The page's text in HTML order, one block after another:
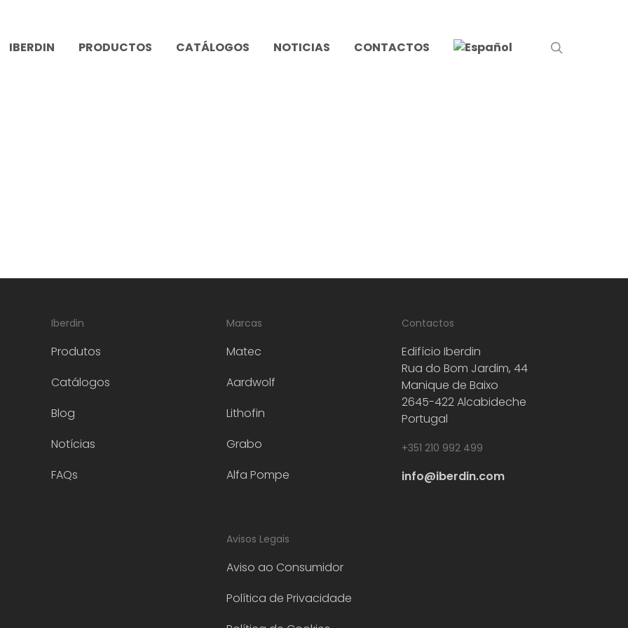
IBERDIN PRODUCTOS CATÁLOGOS NOTICIAS CONTACTOS
Iberdin
Produtos
Catálogos
Blog
Notícias
FAQs
Marcas
Matec
Aardwolf
Lithofin
Grabo
Alfa Pompe
Avisos Legais
Aviso ao Consumidor
Política de Privacidade
Contactos
Edifício Iberdin
Rua do Bom Jardim, 44
Manique de Baixo
2645-422 Alcabideche
Portugal
+351 210 992 499
info@iberdin.com